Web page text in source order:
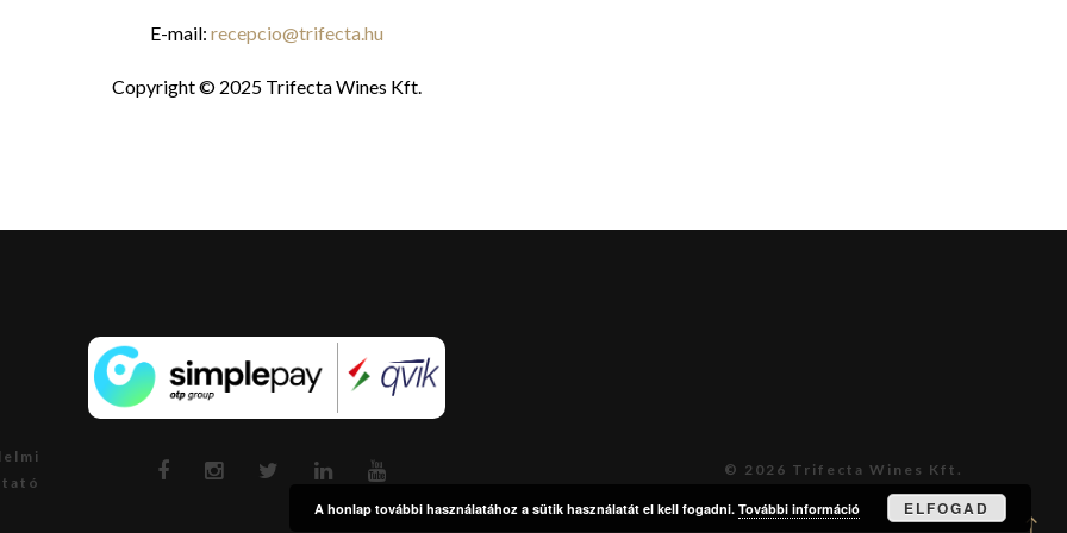
E-mail: recepcio@trifecta.hu
Copyright © 2025 Trifecta Wines Kft.
© 2026 Trifecta Wines Kft.
A honlap további használatához a sütik használatát el kell fogadni. További információ ELFOGAD